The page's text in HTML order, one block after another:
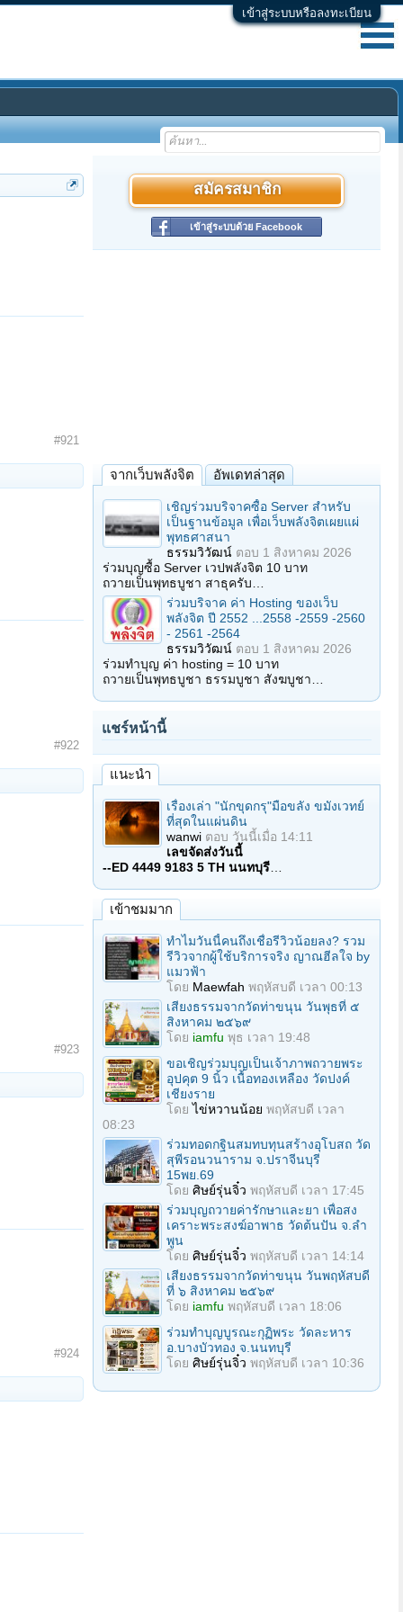
เข้าสู่ระบบหรือลงทะเบียน
#921
#922
#923
#924
สมัครสมาชิก
เข้าสู่ระบบด้วย Facebook
จากเว็บพลังจิต อัพเดทล่าสุด
เชิญร่วมบริจาคซื้อ Server สำหรับ
เป็นฐานข้อมูล เพื่อเว็บพลังจิตเผยแผ่
พุทธศาสนา
ธรรมวิวัฒน์ ตอบ 1 สิงหาคม 2026
ร่วมบุญซื้อ Server เวปพลังจิต 10 บาท
ถวายเป็นพุทธบูชา สาธุครับ…
ร่วมบริจาค ค่า Hosting ของเว็บ
พลังจิต ปี 2552 ...2558 -2559 -2560
- 2561 -2564
ธรรมวิวัฒน์ ตอบ 1 สิงหาคม 2026
ร่วมทำบุญ ค่า hosting = 10 บาท
ถวายเป็นพุทธบูชา ธรรมบูชา สังฆบูชา…
แชร์หน้านี้
แนะนำ
เรื่องเล่า "นักขุดกรุ"มือขลัง ขมังเวทย์
ที่สุดในแผ่นดิน
wanwi ตอบ วันนี้เมื่อ 14:11
เลขจัดส่งวันนี้
--ED 4449 9183 5 TH นนทบุรี
เข้าชมมาก
ทำไมวันนี้คนถึงเชื่อรีวิวน้อยลง? รวม
รีวิวจากผู้ใช้บริการจริง ญาณฮีลใจ by
แมวฟ้า
โดย Maewfah พฤหัสบดี เวลา 00:13
เสียงธรรมจากวัดท่าขนุน วันพุธที่ ๕
สิงหาคม ๒๕๖๙
โดย iamfu พุธ เวลา 19:48
ขอเชิญร่วมบุญเป็นเจ้าภาพถวายพระ
อุปคุต 9 นิ้ว เนื้อทองเหลือง วัดปงค์
เชียงราย
โดยไข่หวานน้อย พฤหัสบดี เวลา
08:23
ร่วมทอดกฐินสมทบทุนสร้างอุโบสถ วัด
สุพีรอนวนาราม จ.ปราจีนบุรี
15พย.69
โดย ศิษย์รุ่นจิ๋ว พฤหัสบดี เวลา 17:45
ร่วมบุญถวายค่ารักษาและยา เพื่อสง
เคราะพระสงฆ์อาพาธ วัดต้นปัน จ.ลํา
พูน
โดย ศิษย์รุ่นจิ๋ว พฤหัสบดี เวลา 14:14
เสียงธรรมจากวัดท่าขนุน วันพฤหัสบดี
ที่ ๖ สิงหาคม ๒๕๖๙
โดย iamfu พฤหัสบดี เวลา 18:06
ร่วมทําบุญบูรณะกุฏิพระ วัดละหาร
อ.บางบัวทอง จ.นนทบุรี
โดย ศิษย์รุ่นจิ๋ว พฤหัสบดี เวลา 10:36